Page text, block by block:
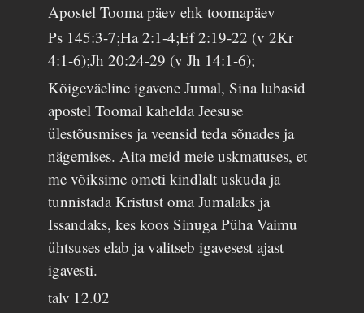
Apostel Tooma päev ehk toomapäev
Ps 145:3-7;Ha 2:1-4;Ef 2:19-22 (v 2Kr
4:1-6);Jh 20:24-29 (v Jh 14:1-6);
Kõigeväeline igavene Jumal, Sina lubasid
apostel Toomal kahelda Jeesuse
ülestõusmises ja veensid teda sõnades ja
nägemises. Aita meid meie uskmatuses, et
me võiksime ometi kindlalt uskuda ja
tunnistada Kristust oma Jumalaks ja
Issandaks, kes koos Sinuga Püha Vaimu
ühtsuses elab ja valitseb igavesest ajast
igavesti.
talv 12.02